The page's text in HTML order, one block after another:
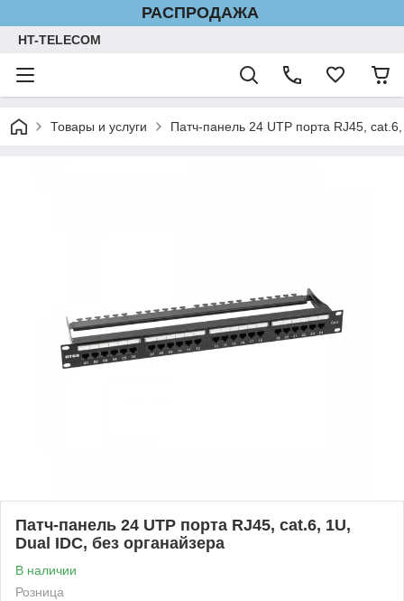
РАСПРОДАЖА
HT-TELECOM
Товары и услуги Патч-панель 24 UTP порта RJ45,
Патч-панель 24 UTP порта RJ45, cat.6, 1U,
Dual IDC, без органайзера
В наличии
Розница